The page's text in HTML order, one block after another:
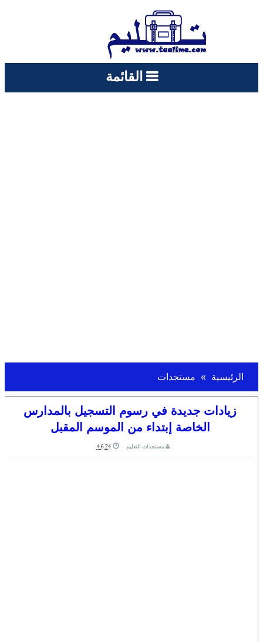
القائمة
الرئيسية مستجدات
زيادات جديدة في رسوم التسجيل بالمدارس
الخاصة إبتداء من الموسم المقبل
مستجدات التعليم 4.6.24